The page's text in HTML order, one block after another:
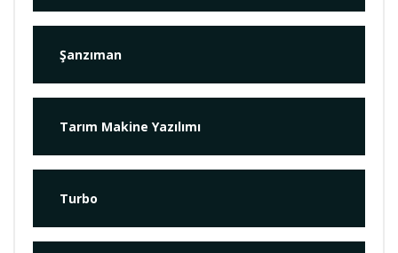
Şanzıman
Tarım Makine Yazılımı
Turbo